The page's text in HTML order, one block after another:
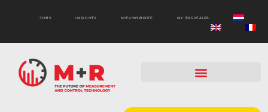
JOBS INSIGHTS NIEUWSBRIEF MY EASYFAIRS